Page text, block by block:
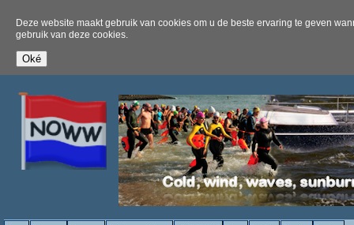
Deze website maakt gebruik van cookies om u de beste ervaring te geven
gebruik van deze cookies.